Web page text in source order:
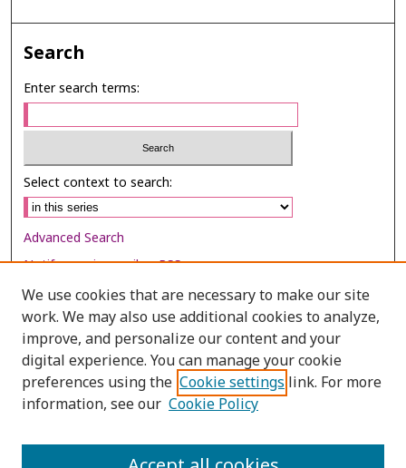
Search
Enter search terms:
Select context to search:
Advanced Search
Notify me via email orRSS
Browse
Collections
Disciplines
Authors
We use cookies that are necessary to make our site
work. We may also use additional cookies to analyze,
improve, and personalize our content and your
digital experience. You can manage your cookie
preferences using the Cookie settings link. For more
information, see our Cookie Policy